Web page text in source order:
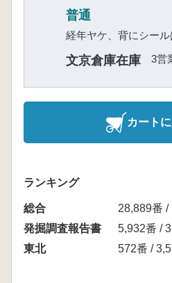
普通
経年ヤケ、背にシール
文京倉庫在庫 3営
カート
ランキング
総合
28,889番
発掘調査報告書
5,932番 /
東北
572番 /